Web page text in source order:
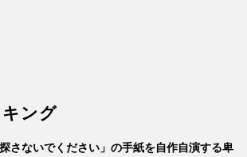
ング
探さないでください」の手紙を自作自演する卑